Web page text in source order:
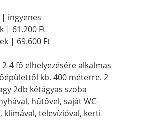
| ingyenes
| 61.200 Ft
| 69.600 Ft
2-4 fő elhelyezésére alkalmas
kb. 400 méterre. 2
2db kétágyas szoba
hűtővel, saját WC-
klímával, televízióval, kerti